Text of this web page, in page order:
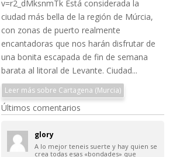
v=r2_dMksnmTk Está considerada la
ciudad más bella de la región de Múrcia,
con zonas de puerto realmente
encantadoras que nos harán disfrutar de
una bonita escapada de fin de semana
barata al litoral de Levante. Ciudad...
Leer más sobre Cartagena (Murcia)
Últimos comentarios
glory
A lo mejor teneis suerte y hay quien se
crea todas esas «bondades» que